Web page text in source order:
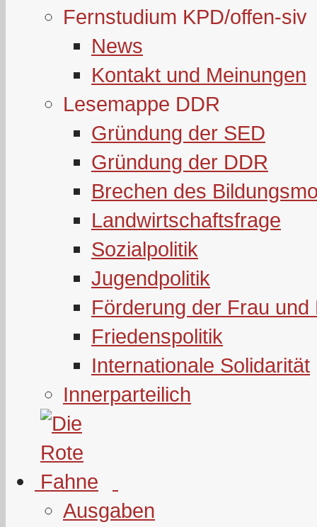
Fernstudium KPD/offen-siv
News
Kontakt und Meinungen
Lesemappe DDR
Gründung der SED
Gründung der DDR
Brechen des
Landwirtschaftsfrage
Sozialpolitik
Jugendpolitik
Förderung der Frau und
Friedenspolitik
Internationale Solidarität
Innerparteilich
Ausgaben